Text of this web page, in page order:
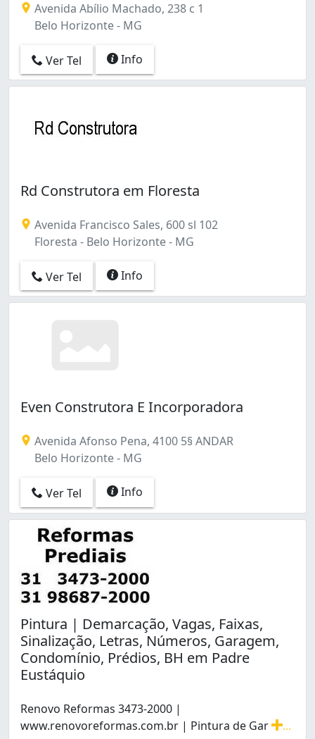
Avenida Abílio Machado, 238 c 1
Belo Horizonte - MG
Ver Tel Info
Rd Construtora em Floresta
Avenida Francisco Sales, 600 sl 102
Floresta - Belo Horizonte - MG
Ver Tel Info
Even Construtora E Incorporadora
Avenida Afonso Pena, 4100 5§ ANDAR
Belo Horizonte - MG
Ver Tel Info
Pintura | Demarcação, Vagas, Faixas,
Sinalização, Letras, Números, Garagem,
Condomínio, Prédios, BH em Padre
Eustáquio
Renovo Reformas 3473-2000 |
www.renovoreformas.com.br | Pintura de Gar